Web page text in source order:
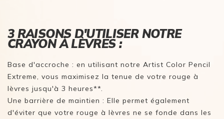
3 RAISONS D'UTILISER NOTRE
CRAYON À LÈVRES :
Base d'accroche : en utilisant notre Artist Color Pencil
Extreme, vous maximisez la tenue de votre rouge à
lèvres jusqu'à 3 heures**.
Une barrière de maintien : Elle permet également
d'éviter que votre rouge à lèvres ne se fonde dans les